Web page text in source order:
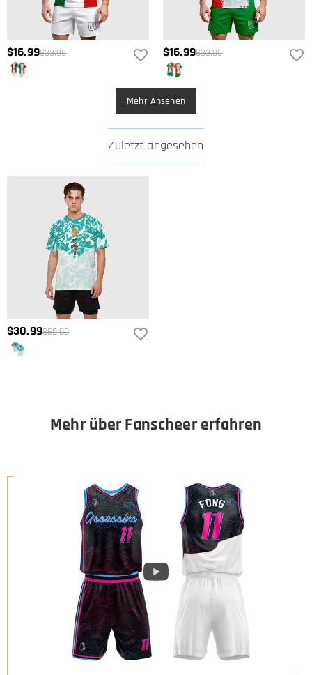
$16.99$33.99 $16.99$33.99
Mehr Ansehen
Zuletzt angesehen
$30.99$60.00
Mehr über Fanscheer erfahren